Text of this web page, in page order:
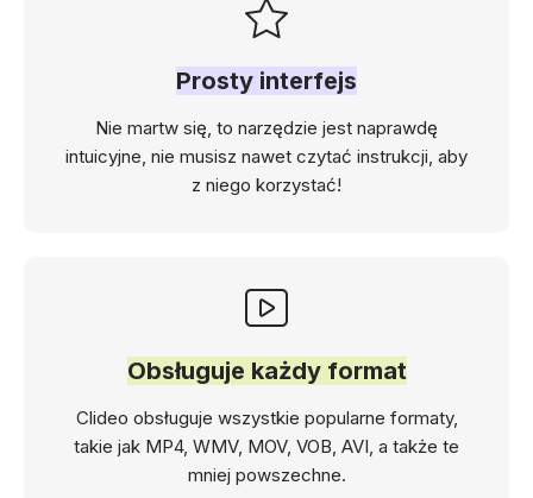
Prosty interfejs
Nie martw się, to narzędzie jest naprawdę
intuicyjne, nie musisz nawet czytać instrukcji, aby
z niego korzystać!
Obsługuje każdy format
Clideo obsługuje wszystkie popularne formaty,
takie jak MP4, WMV, MOV, VOB, AVI, a także te
mniej powszechne.